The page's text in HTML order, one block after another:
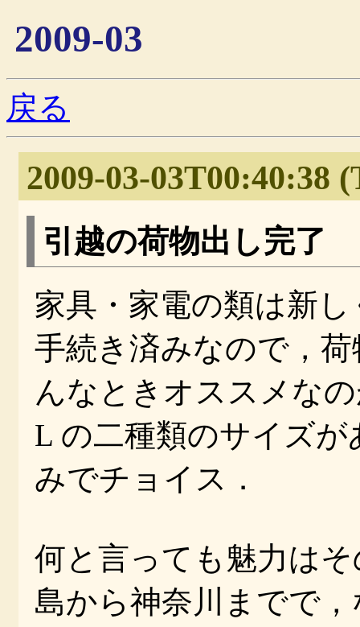
2009-03
戻る
2009-03-03T00:40:38
引越の荷物出し完了
家具・家電の類は新
手続き済みなので，
んなときオススメな
L の二種類のサイズ
みでチョイス．
何と言っても魅力は
島から神奈川までで